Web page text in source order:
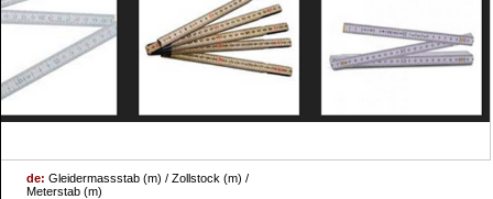
de:Gleidermassstab (m) / Zollstock (m) /
Meterstab (m)